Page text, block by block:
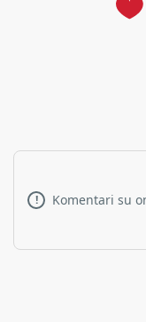
! Komentari su